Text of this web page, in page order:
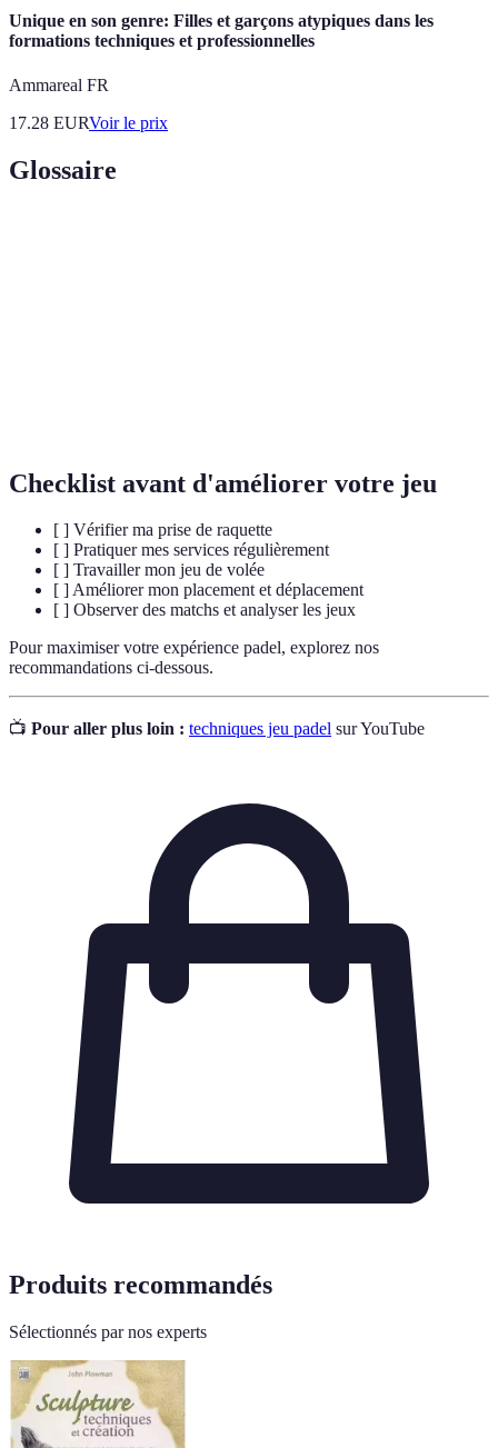
Unique en son genre: Filles et garçons atypiques dans les
formations techniques et professionnelles
Ammareal FR
17.28 EURVoir le prix
Glossaire
Checklist avant d'améliorer votre jeu
[ ] Vérifier ma prise de raquette
[ ] Pratiquer mes services régulièrement
[ ] Travailler mon jeu de volée
[ ] Améliorer mon placement et déplacement
[ ] Observer des matchs et analyser les jeux
Pour maximiser votre expérience padel, explorez nos
recommandations ci-dessous.
📺 Pour aller plus loin : techniques jeu padel sur YouTube
Produits recommandés
Sélectionnés par nos experts